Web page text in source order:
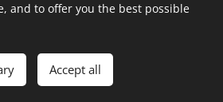
Maurice Records GmbH
Cookies
and to offer you the best possible
Accept all